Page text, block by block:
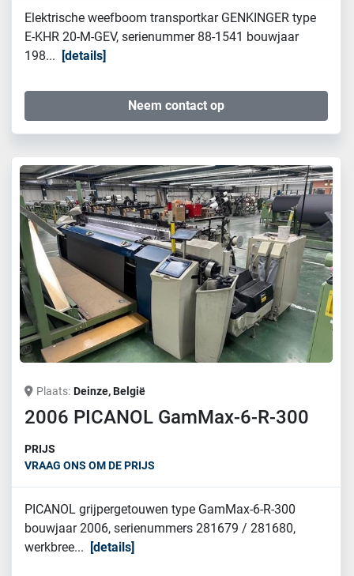
Elektrische weefboom transportkar GENKINGER type
E-KHR 20-M-GEV, serienummer 88-1541 bouwjaar
198...
details
Neem contact op
Plaats Deinze, België
2006 PICANOL GamMax-6-R-300
PRIJS
VRAAG ONS OM DE PRIJS
PICANOL grijpergetouwen type GamMax-6-R-300
bouwjaar 2006, serienummers 281679 / 281680,
werkbree...
details